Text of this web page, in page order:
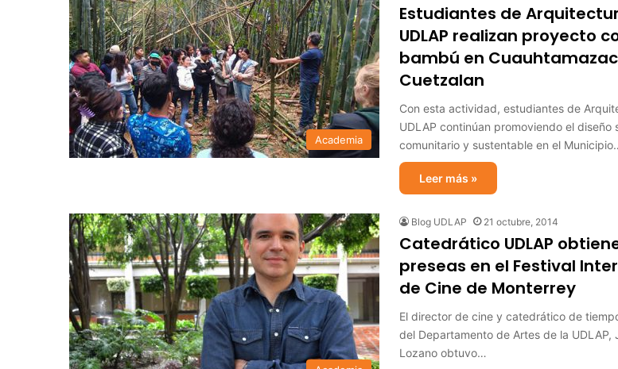
Academia
Estudiantes de
UDLAP realizan proyecto
bambú en
Cuetzalan
Con esta actividad, estudiantes de
UDLAP continúan promoviendo el diseño
comunitario y sustentable en el
Leer más »
Blog UDLAP 21 octubre, 2014
Catedrático UDLAP
preseas en el Festival
de Cine de Monterrey
El director de cine y catedrático de
del Departamento de Artes de la UDLAP,
Lozano obtuvo…